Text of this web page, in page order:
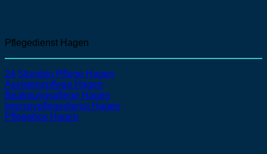
Pflegedienst Hagen
24 Stunden Pflege Hagen
Assistenzpflege Hagen
Beatmungspflege Hagen
Intensivpflegedienst Hagen
Pflegebox Hagen